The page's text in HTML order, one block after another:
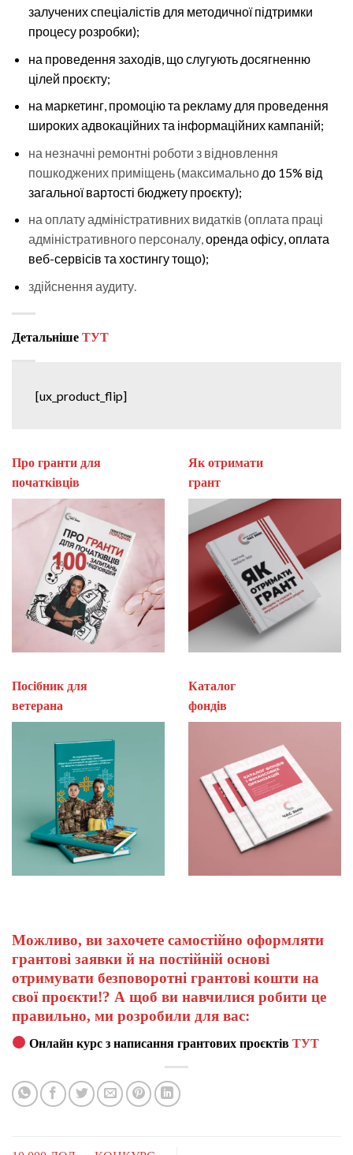
залучених спеціалістів для методичної підтримки
процесу розробки);
на проведення заходів, що слугують досягненню
цілей проєкту;
на маркетинг, промоцію та рекламу для проведення
широких адвокаційних та інформаційних кампаній;
на незначні ремонтні роботи з відновлення
пошкоджених приміщень (максимально до 15% від
загальної вартості бюджету проєкту);
на оплату адміністративних видатків (оплата праці
адміністративного персоналу,оренда офісу, оплата
веб-сервісів та хостингу тощо);
здійснення аудиту.
Детальніше ТУТ
[ux_product_flip]
Про гранти для
початківців
Як отримати
Посібник для
ветерана
Каталог
Можливо, ви захочете самостійно оформляти
грантові заявки й на постійній основі
отримувати безповоротні грантові кошти на
свої проєкти!? А щоб ви навчилися робити це
правильно, ми розробили для вас:
Онлайн курс з написання грантових проєктівТУТ